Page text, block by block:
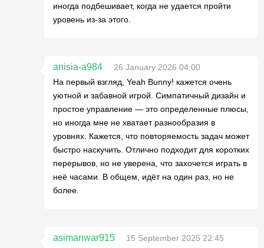
иногда подбешивает, когда не удается пройти
уровень из-за этого.
anisia-a984
26 January 2026 04:00
На первый взгляд, Yeah Bunny! кажется очень
уютной и забавной игрой. Симпатичный дизайн и
простое управление — это определенные плюсы,
но иногда мне не хватает разнообразия в
уровнях. Кажется, что повторяемость задач может
быстро наскучить. Отлично подходит для коротких
перерывов, но не уверена, что захочется играть в
неё часами. В общем, идёт на один раз, но не
более.
asimanwar915
15 September 2025 22:45